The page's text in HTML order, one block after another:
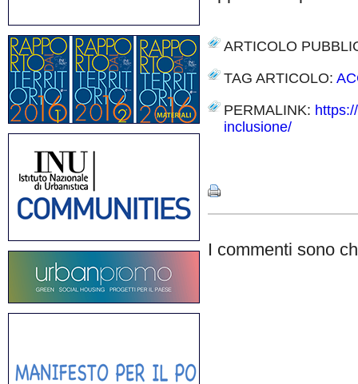
ARTICOLO
TAG ARTICOLO:
PERMALINK:
inclusione/
I commenti sono